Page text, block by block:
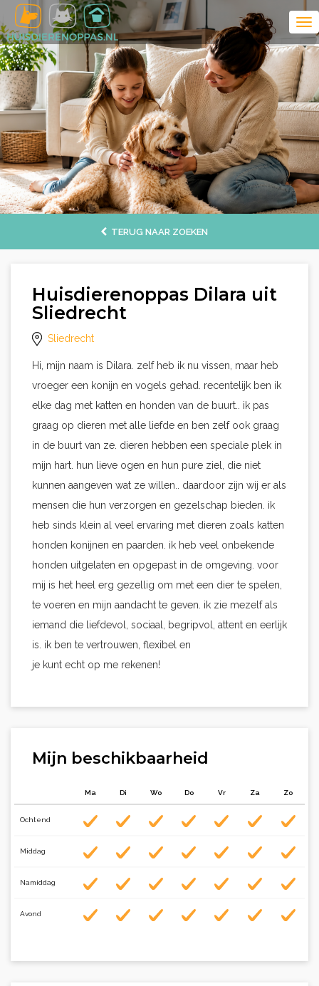
TERUG NAAR ZOEKEN
Huisdierenoppas Dilara uit
Sliedrecht
Sliedrecht
Hi, mijn naam is Dilara. zelf heb ik nu vissen, maar heb
vroeger een konijn en vogels gehad. recentelijk ben ik
elke dag met katten en honden van de buurt.. ik pas
graag op dieren met alle liefde en ben zelf ook graag
in de buurt van ze. dieren hebben een speciale plek in
mijn hart. hun lieve ogen en hun pure ziel, die niet
kunnen aangeven wat ze willen.. daardoor zijn wij er als
mensen die hun verzorgen en gezelschap bieden. ik
heb sinds klein al veel ervaring met dieren zoals katten
honden konijnen en paarden. ik heb veel onbekende
honden uitgelaten en opgepast in de omgeving. voor
mij is het heel erg gezellig om met een dier te spelen,
te voeren en mijn aandacht te geven. ik zie mezelf als
iemand die liefdevol, sociaal, begripvol, attent en eerlijk
is. ik ben te vertrouwen, flexibel en
je kunt echt op me rekenen!
Mijn beschikbaarheid
Ma Di Wo Do Vr Za Zo
Ochtend
Middag
Namiddag
Avond